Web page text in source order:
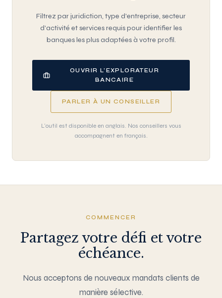
Filtrez par juridiction, type d'entreprise, secteur
d'activité et services requis pour identifier les
banques les plus adaptées à votre profil.
OUVRIR L’EXPLORATEUR
BANCAIRE
PARLER À UN CONSEILLER
L'outil est disponible en anglais. Nos conseillers vous
accompagnent en français.
COMMENCER
Partagez votre défi et votre
échéance.
Nous acceptons de nouveaux mandats clients de
manière sélective.